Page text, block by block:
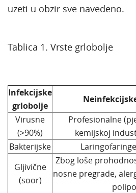
uzeti u obzir sve navedeno.
Tablica 1. Vrste grlobolje
Infekcijske
grlobolje
Virusne
(>90%)
Profesionalne
kemijskoj
Bakterijske
Gljivične
(soor)
Zbog loše
nosne pregrade,